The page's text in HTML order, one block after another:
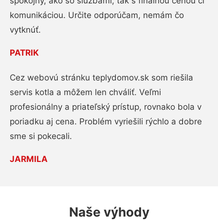
komunikáciou. Určite odporúčam, nemám čo
vytknúť.
PATRIK
Cez webovú stránku teplydomov.sk som riešila
servis kotla a môžem len chváliť. Veľmi
profesionálny a priateľský prístup, rovnako bola v
poriadku aj cena. Problém vyriešili rýchlo a dobre
sme si pokecali.
JARMILA
Naše výhody